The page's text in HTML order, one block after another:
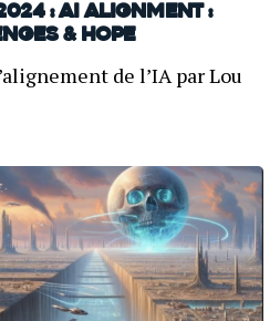
: AI Alignment :
& Hope
de l’IA par Lou